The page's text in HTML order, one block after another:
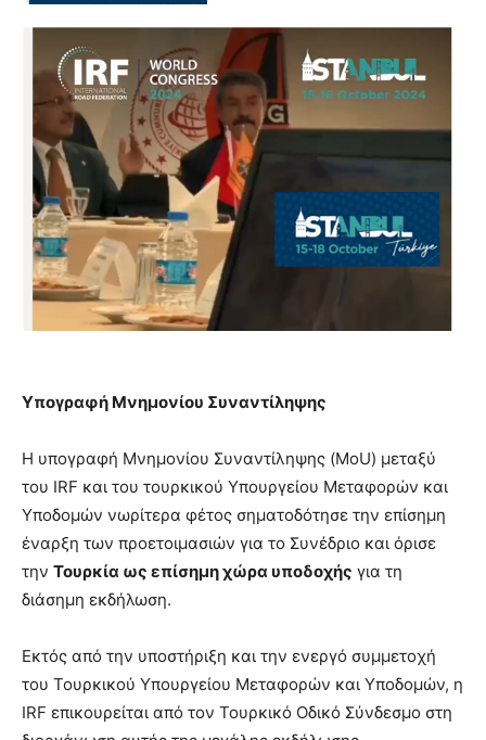
Υπογραφή Μνημονίου Συναντίληψης
Η υπογραφή Μνημονίου Συναντίληψης (MoU) μεταξύ
του IRF και του τουρκικού Υπουργείου Μεταφορών και
Υποδομών νωρίτερα φέτος σηματοδότησε την επίσημη
έναρξη των προετοιμασιών για το Συνέδριο και όρισε
την Τουρκία ως επίσημη χώρα υποδοχής για τη
διάσημη εκδήλωση.
Εκτός από την υποστήριξη και την ενεργό συμμετοχή
του Τουρκικού Υπουργείου Μεταφορών και Υποδομών, η
IRF επικουρείται από τον Τουρκικό Οδικό Σύνδεσμο στη